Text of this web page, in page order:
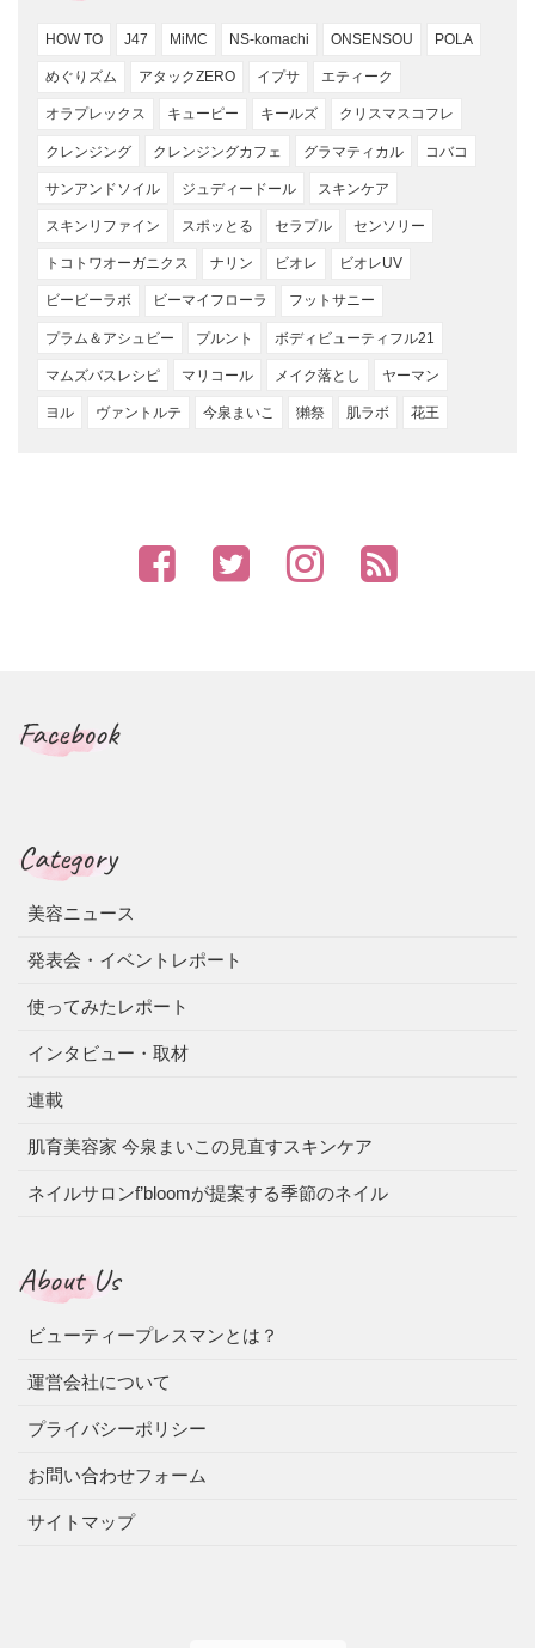
HOW TO J47 MiMC NS-komachi ONSENSOU POLA
めぐりズム アタックZERO イプサ エティーク
オラプレックス キューピー キールズ クリスマスコフレ
クレンジング クレンジングカフェ グラマティカル コバコ
サンアンドソイル ジュディードール スキンケア
スキンリファイン スポッとる セラプル センソリー
トコトワオーガニクス ナリン ビオレ ビオレUV
ビービーラボ ビーマイフローラ フットサニー
プラム＆アシュビー プルント ボディビューティフル21
マムズバスレシピ マリコール メイク落とし ヤーマン
ヨル ヴァントルテ 今泉まいこ 獺祭 肌ラボ 花王
Facebook
Category
美容ニュース
発表会・イベントレポート
使ってみたレポート
インタビュー・取材
連載
肌育美容家 今泉まいこの見直すスキンケア
ネイルサロンf’bloomが提案する季節のネイル
About Us
ビューティープレスマンとは？
運営会社について
プライバシーポリシー
お問い合わせフォーム
サイトマップ